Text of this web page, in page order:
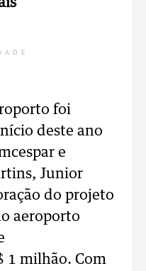
foi
deste ano
e
Junior
do projeto
aeroporto
1 milhão. Com